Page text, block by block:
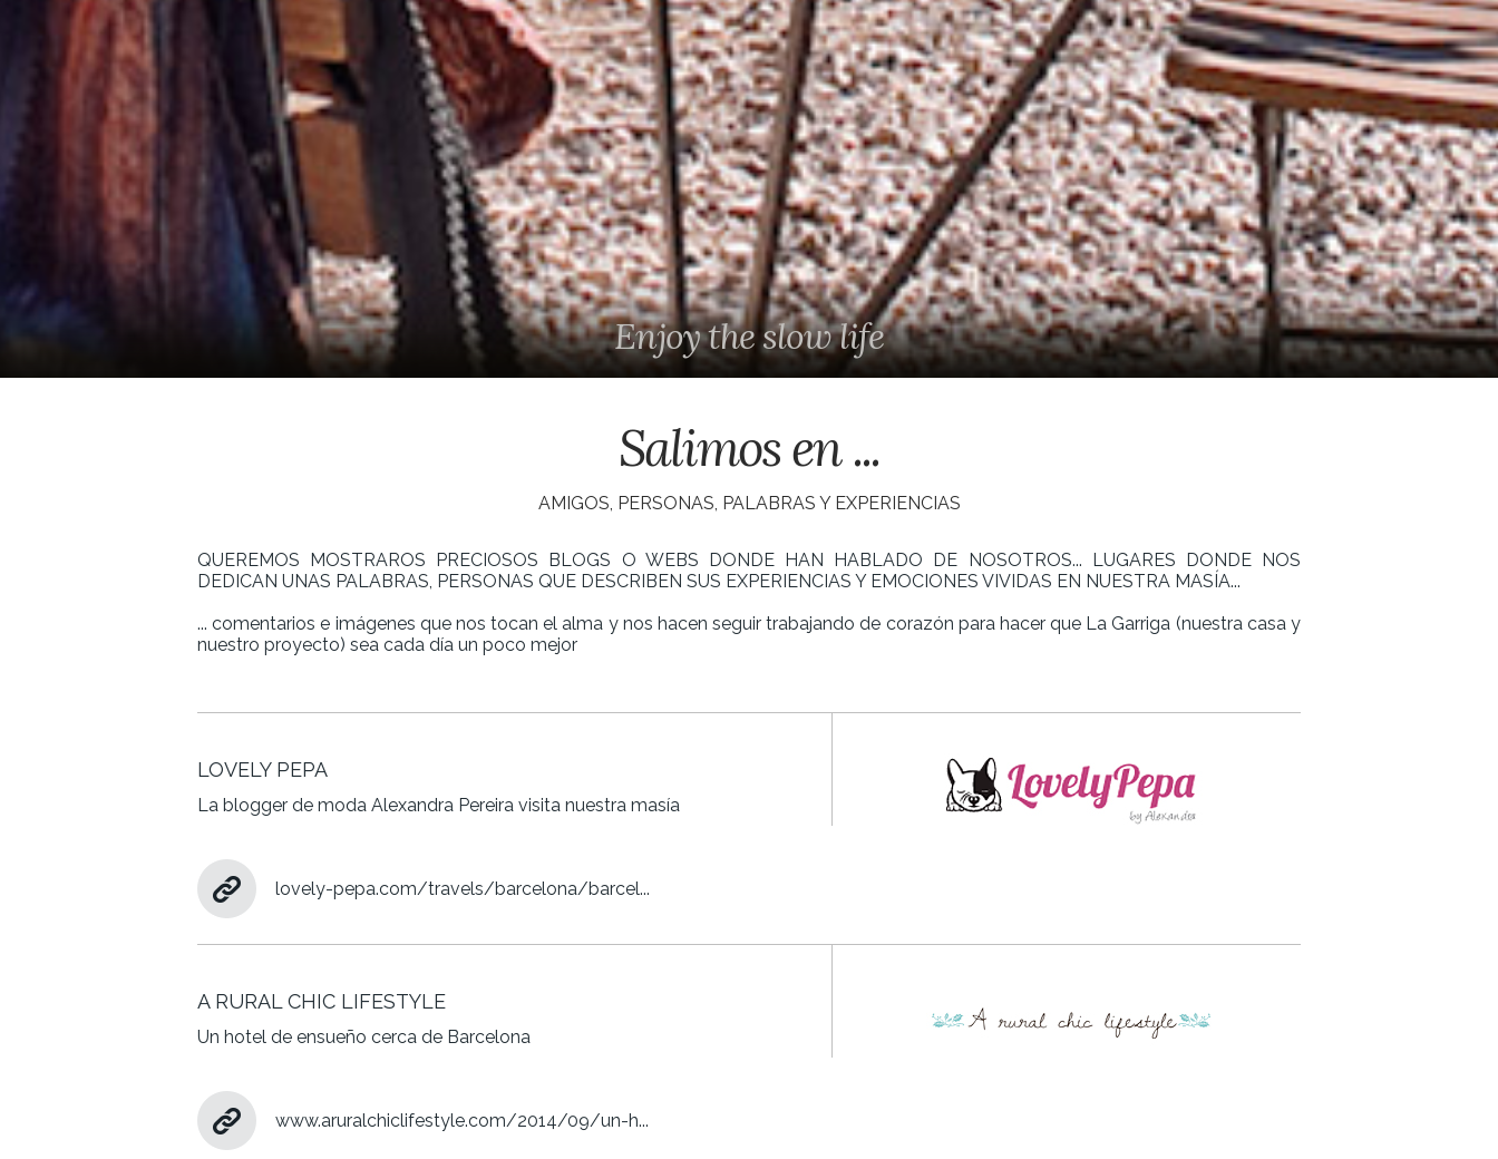
Enjoy the slow life
Salimos en ...
AMIGOS, PERSONAS, PALABRAS Y EXPERIENCIAS
QUEREMOS MOSTRAROS PRECIOSOS BLOGS O WEBS DONDE HAN HABLADO DE NOSOTROS... LUGARES DONDE NOS
DEDICAN UNAS PALABRAS, PERSONAS QUE DESCRIBEN SUS EXPERIENCIAS Y EMOCIONES VIVIDAS EN NUESTRA MASÍA...
... comentarios e imágenes que nos tocan el alma y nos hacen seguir trabajando de corazón para hacer que La Garriga (nuestra casa y
nuestro proyecto) sea cada día un poco mejor
LOVELY PEPA
La blogger de moda Alexandra Pereira visita nuestra masía
lovely-pepa.com/travels/barcelona/barcel...
A RURAL CHIC LIFESTYLE
Un hotel de ensueño cerca de Barcelona
www.aruralchiclifestyle.com/2014/09/un-h...